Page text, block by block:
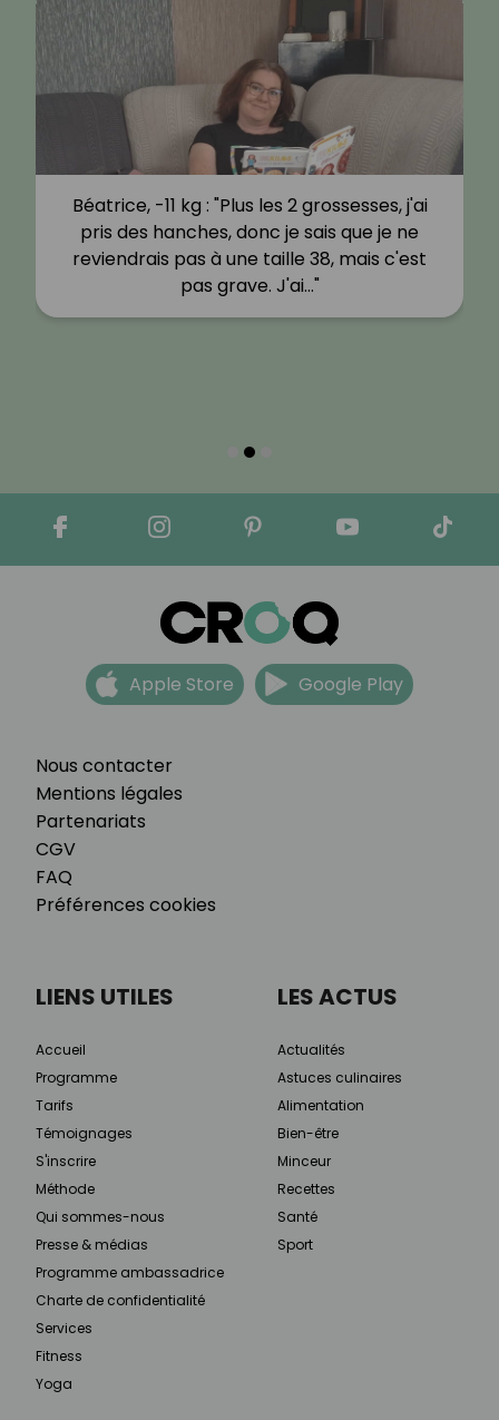
Béatrice, -11 kg : "Plus les 2 grossesses, j'ai
pris des hanches, donc je sais que je ne
reviendrais pas à une taille 38, mais c'est
pas grave. J'ai…"
Nous contacter
Mentions légales
Partenariats
CGV
FAQ
Préférences cookies
Apple Store Google Play
LIENS UTILES
Accueil
Programme
Tarifs
Témoignages
S'inscrire
Méthode
Qui sommes-nous
Presse & médias
Programme ambassadrice
Charte de confidentialité
Services
Fitness
Yoga
LES ACTUS
Actualités
Astuces culinaires
Alimentation
Bien-être
Minceur
Recettes
Santé
Sport